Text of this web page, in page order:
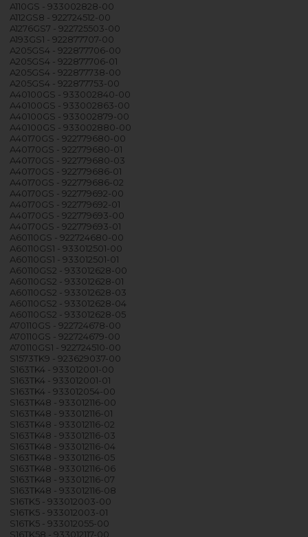
A110GS - 933002828-00
A112GS8 - 922724512-00
A1276GS7 - 922725503-00
A193GS1 - 922877707-00
A205GS4 - 922877706-00
A205GS4 - 922877706-01
A205GS4 - 922877738-00
A205GS4 - 922877753-00
A40100GS - 933002840-00
A40100GS - 933002863-00
A40100GS - 933002879-00
A40100GS - 933002880-00
A40170GS - 922779680-00
A40170GS - 922779680-01
A40170GS - 922779680-03
A40170GS - 922779686-01
A40170GS - 922779686-02
A40170GS - 922779692-00
A40170GS - 922779692-01
A40170GS - 922779693-00
A40170GS - 922779693-01
A60110GS - 922724680-00
A60110GS1 - 933012501-00
A60110GS1 - 933012501-01
A60110GS2 - 933012628-00
A60110GS2 - 933012628-01
A60110GS2 - 933012628-03
A60110GS2 - 933012628-04
A60110GS2 - 933012628-05
A70110GS - 922724678-00
A70110GS - 922724679-00
A70110GS1 - 922724510-00
S1573TK9 - 923629037-00
S163TK4 - 933012001-00
S163TK4 - 933012001-01
S163TK4 - 933012054-00
S163TK48 - 933012116-00
S163TK48 - 933012116-01
S163TK48 - 933012116-02
S163TK48 - 933012116-03
S163TK48 - 933012116-04
S163TK48 - 933012116-05
S163TK48 - 933012116-06
S163TK48 - 933012116-07
S163TK48 - 933012116-08
S16TK5 - 933012003-00
S16TK5 - 933012003-01
S16TK5 - 933012055-00
S16TK58 - 933012117-00